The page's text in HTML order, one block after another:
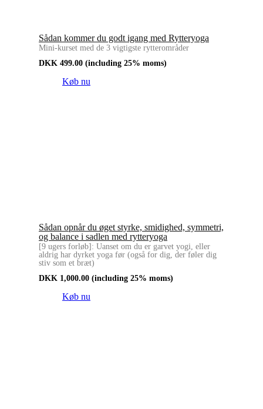
Sådan kommer du godt igang med Rytteryoga
Mini-kurset med de 3 vigtigste rytterområder
DKK 499.00 (including 25% moms)
Køb nu
Sådan opnår du øget styrke, smidighed, symmetri,
og balance i sadlen med rytteryoga
[9 ugers forløb]: Uanset om du er garvet yogi, eller
aldrig har dyrket yoga før (også for dig, der føler dig
stiv som et bræt)
DKK 1,000.00 (including 25% moms)
Køb nu